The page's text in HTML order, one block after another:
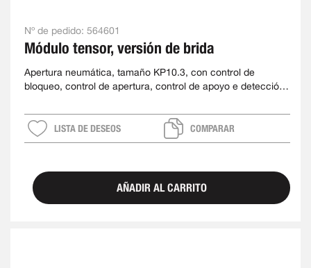
Nº de pedido: 564601
Módulo tensor, versión de brida
Apertura neumática, tamaño KP10.3, con control de
bloqueo, control de apertura, control de apoyo e detección
LISTA DE DESEOS COMPARAR
AÑADIR AL CARRITO